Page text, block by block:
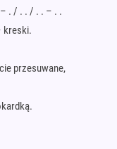
. / . . / . . – . .
kreski.
przesuwane,